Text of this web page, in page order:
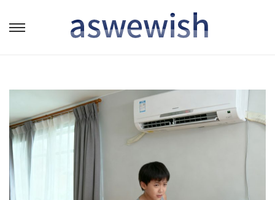
转
航
跳
容